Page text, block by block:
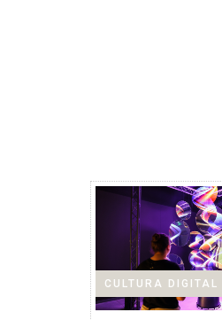
CULTURA DIGITAL